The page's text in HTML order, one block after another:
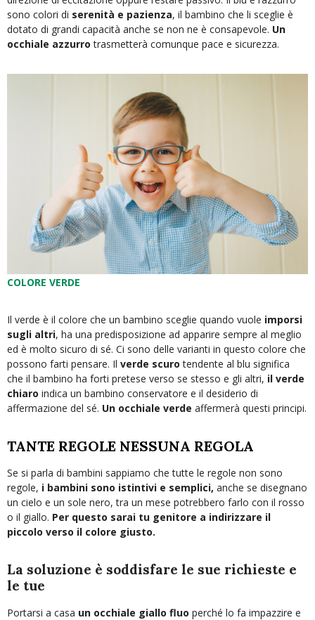
sono colori di serenità e pazienza, il bambino che li sceglie è
dotato di grandi capacità anche se non ne è consapevole. Un
occhiale azzurrotrasmetterà comunque pace e sicurezza.
COLORE VERDE
Il verde è il colore che un bambino sceglie quando vuole imporsi
sugli altri, ha una predisposizione ad apparire sempre al meglio
ed è molto sicuro di sé. Ci sono delle varianti in questo colore che
possono farti pensare. Il verde scuro tendente al blu significa
che il bambino ha forti pretese verso se stesso e gli altri, il verde
chiaro indica un bambino conservatore e il desiderio di
affermazione del sé. Un occhiale verde affermerà questi principi.
TANTE REGOLE NESSUNA REGOLA
Se si parla di bambini sappiamo che tutte le regole non sono
regole, i bambini sono istintivi e semplici, anche se disegnano
un cielo e un sole nero, tra un mese potrebbero farlo con il rosso
o il giallo. Per questo sarai tu genitore a indirizzare il
piccolo verso il colore giusto.
La soluzione è soddisfare le sue richieste e
le tue
Portarsi a casa un occhiale giallo fluo perché lo fa impazzire e